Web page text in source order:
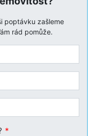
poptávku zašleme
rád pomůže.